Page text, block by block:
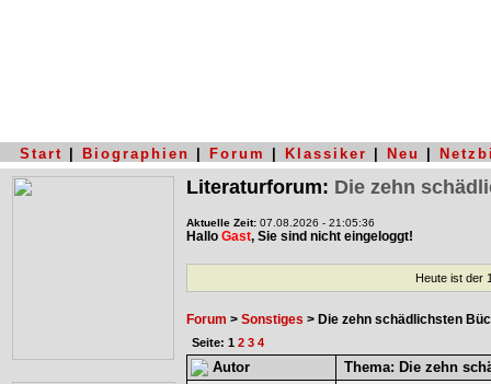
Start Biographien Forum Klassiker Neu
Literaturforum: Die zehn
Aktuelle Zeit: 07.08.2026 - 21:05:36
Hallo Gast, Sie sind nicht eingeloggt!
Heute ist der
Forum > Sonstiges > Die zehn schädlichsten
Seite: 1 2 3 4
Autor Thema: Die zehn